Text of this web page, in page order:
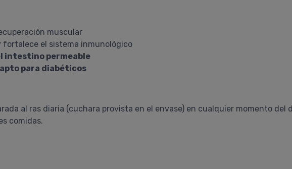
muscular
el sistema inmunológico
intestino permeable
para diabéticos
al ras diaria (cuchara provista en el envase) en cualquier momento
comidas.